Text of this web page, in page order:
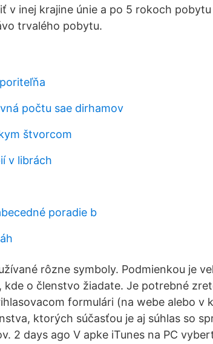
v inej krajine únie a po 5 rokoch
trvalého pobytu.
počtu sae dirhamov
štvorcom
v librách
poradie b
rôzne symboly. Podmienkou je
kde o členstvo žiadate. Je potrebné
formulári (na webe alebo v
ktorých súčasťou je aj súhlas so
2 days ago V apke iTunes na PC